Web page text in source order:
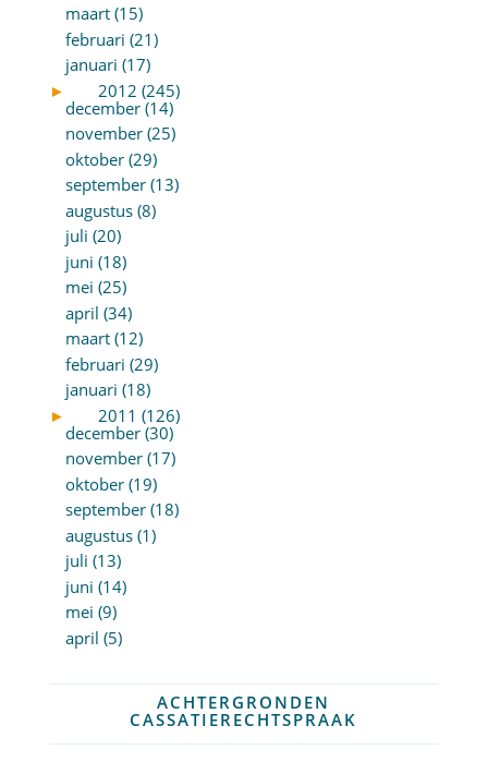
maart (15)
februari (21)
januari (17)
►
2012 (245)
december (14)
november (25)
oktober (29)
september (13)
augustus (8)
juli (20)
juni (18)
mei (25)
april (34)
maart (12)
februari (29)
januari (18)
►
2011 (126)
december (30)
november (17)
oktober (19)
september (18)
augustus (1)
juli (13)
juni (14)
mei (9)
april (5)
ACHTERGRONDEN
CASSATIERECHTSPRAAK